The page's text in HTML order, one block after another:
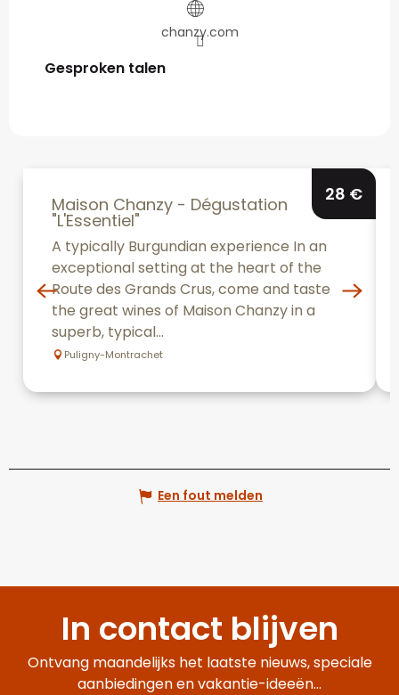
chanzy.com
Gesproken talen
Gesproken talen
28 €
Maison Chanzy - Dégustation
"L'Essentiel"
A typically Burgundian experience In an
exceptional setting at the heart of the
Route des Grands Crus, come and taste
the great wines of Maison Chanzy in a
superb, typical...
Puligny-Montrachet
Een fout melden
In contact blijven
Ontvang maandelijks het laatste nieuws, speciale
aanbiedingen en vakantie-ideeën...